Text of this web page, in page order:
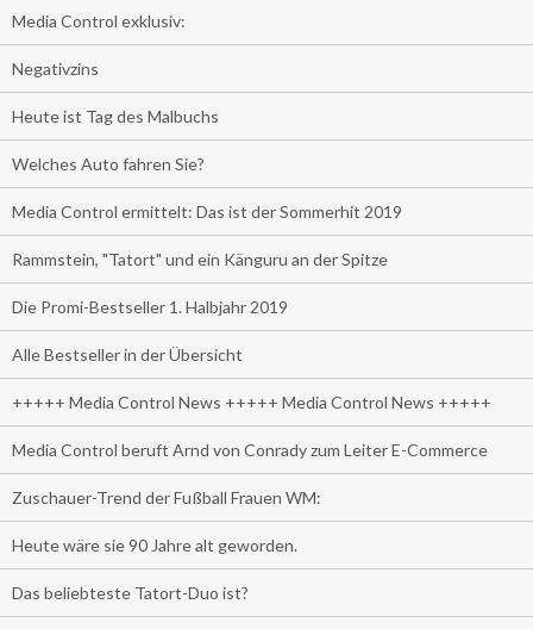
Media Control exklusiv:
Negativzins
Heute ist Tag des Malbuchs
Welches Auto fahren Sie?
Media Control ermittelt: Das ist der Sommerhit 2019
Rammstein, "Tatort" und ein Känguru an der Spitze
Die Promi-Bestseller 1. Halbjahr 2019
Alle Bestseller in der Übersicht
+++++ Media Control News +++++ Media Control News +++++
Media Control beruft Arnd von Conrady zum Leiter E-Commerce
Zuschauer-Trend der Fußball Frauen WM:
Heute wäre sie 90 Jahre alt geworden.
Das beliebteste Tatort-Duo ist?